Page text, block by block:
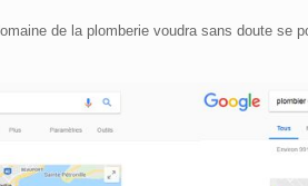
de la plomberie voudra sans doute se